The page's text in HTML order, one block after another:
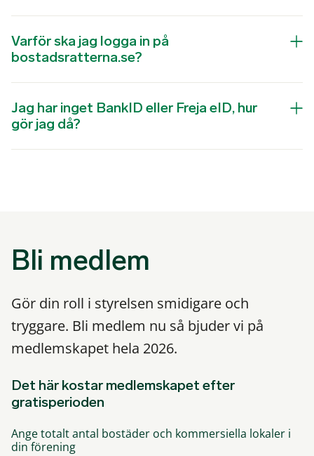
Varför ska jag logga in på
bostadsratterna.se?
Jag har inget BankID eller Freja eID, hur
gör jag då?
Bli medlem
Gör din roll i styrelsen smidigare och
tryggare. Bli medlem nu så bjuder vi på
medlemskapet hela 2026.
Det här kostar medlemskapet efter
gratisperioden
Ange totalt antal bostäder och kommersiella lokaler i
din förening